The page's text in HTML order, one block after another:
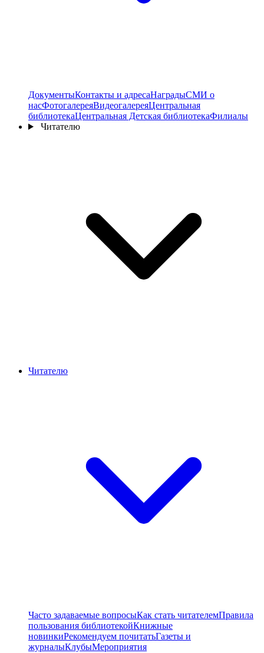
ДокументыКонтакты и адресаНаградыСМИ о
насФотогалереяВидеогалереяЦентральная
библиотекаЦентральная Детская библиотекаФилиалы
Читателю
Читателю
Часто задаваемые вопросыКак стать читателемПравила
пользования библиотекойКнижные
новинкиРекомендуем почитатьГазеты и
журналыКлубыМероприятия